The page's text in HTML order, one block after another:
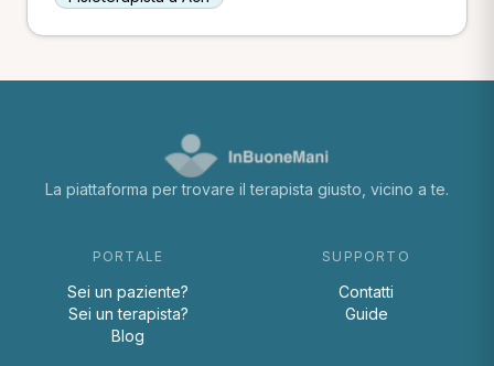
La piattaforma per trovare il terapista giusto, vicino a te.
PORTALE
Sei un paziente?
Sei un terapista?
Blog
SUPPORTO
Contatti
Guide